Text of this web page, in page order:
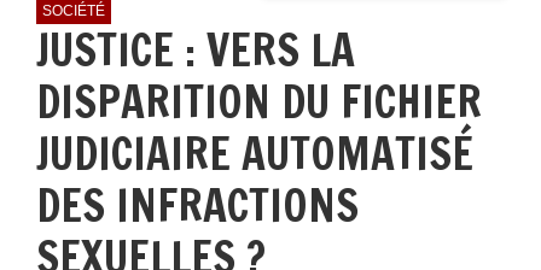
SOCIÉTÉ
JUSTICE : VERS LA
DISPARITION DU FICHIER
JUDICIAIRE AUTOMATISÉ
DES INFRACTIONS
SEXUELLES ?